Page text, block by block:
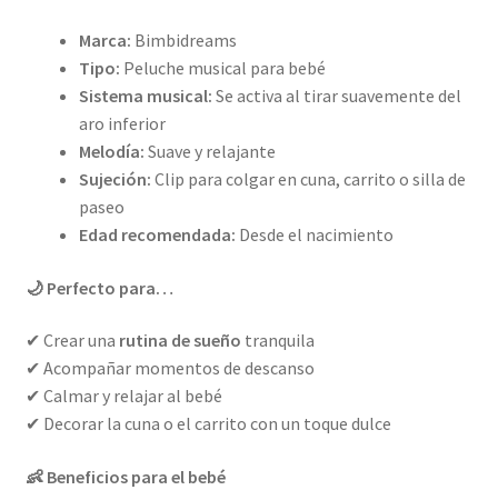
Marca: Bimbidreams
Tipo: Peluche musical para bebé
Sistema musical: Se activa al tirar suavemente del
aro inferior
Melodía: Suave y relajante
Sujeción: Clip para colgar en cuna, carrito o silla de
paseo
Edad recomendada: Desde el nacimiento
🌙 Perfecto para…
✔ Crear una rutina de sueño tranquila
✔ Acompañar momentos de descanso
✔ Calmar y relajar al bebé
✔ Decorar la cuna o el carrito con un toque dulce
👶 Beneficios para el bebé